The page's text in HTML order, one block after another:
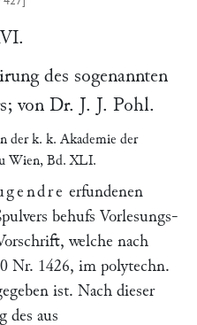
des sogenannten
von Dr. J. J. Pohl.
der k. k. Akademie der
Wien, Bd. XLI.
erfundenen
behufs Vorlesungs-
welche nach
Nr. 1426, im polytechn.
ist. Nach dieser
des aus